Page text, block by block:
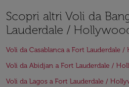
Scopri altri Voli da
Lauderdale /
Voli da Casablanca a Fort Lauderdale
Voli da Abidjan a Fort Lauderdale /
Voli da Lagos a Fort Lauderdale /